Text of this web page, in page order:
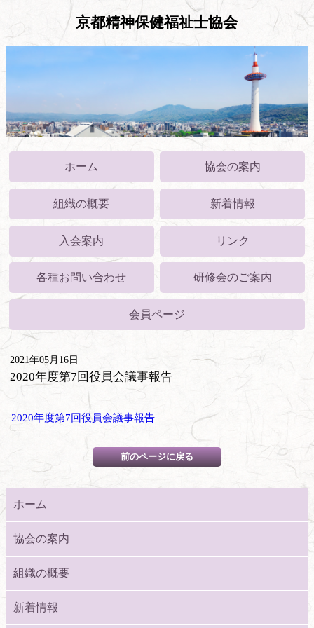
京都精神保健福祉士協会
ホーム 協会の案内
組織の概要 新着情報
入会案内 リンク
各種お問い合わせ 研修会のご案内
会員ページ
2021年05月16日
2020年度第7回役員会議事報告
2020年度第7回役員会議事報告
ホーム
協会の案内
組織の概要
新着情報